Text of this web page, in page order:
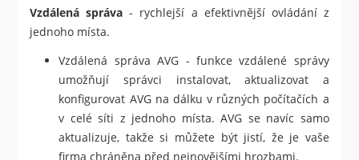
Vzdálená správa - rychlejší a efektivnější ovládání z
jednoho místa.
Vzdálená správa AVG - funkce vzdálené správy
umožňují správci instalovat, aktualizovat a
konfigurovat AVG na dálku v různých počítačích a
v celé síti z jednoho místa. AVG se navíc samo
aktualizuje, takže si můžete být jistí, že je vaše
firma chráněna před nejnovějšími hrozbami.